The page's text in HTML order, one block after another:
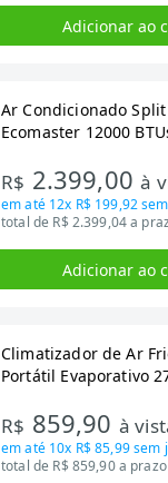
Adicionar ao
Ar Condicionado
Ecomaster 12000
R$ 2.399,00à
em até 12x R$ 199,92
total de R$ 2.399,04 a
Adicionar ao
Climatizador de Ar
Portátil Evaporativo
R$ 859,90 à
em até 10x R$ 85,99sem
total de R$ 859,90 a prazo